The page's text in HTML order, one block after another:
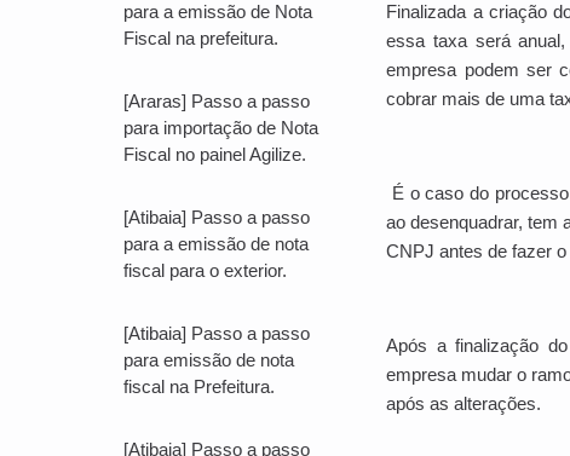
para a emissão de Nota
Fiscal na prefeitura.
[Araras] Passo a passo
para importação de Nota
Fiscal no painel Agilize.
[Atibaia] Passo a passo
para a emissão de nota
fiscal para o exterior.
[Atibaia] Passo a passo
para emissão de nota
fiscal na Prefeitura.
[Atibaia] Passo a passo
Finalizada a criação
essa taxa será
empresa podem ser
cobrar mais de uma
É o caso do
ao desenquadrar, tem
CNPJ antes de fazer
Após a finalização
empresa mudar o
após as alterações.